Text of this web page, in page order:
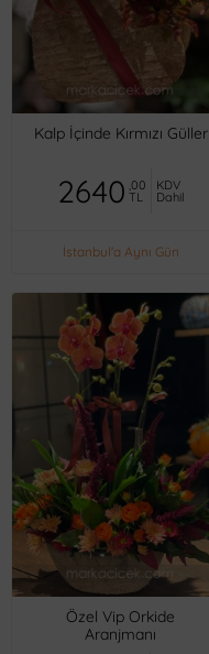
Kalp İçinde Kırmızı Güller
2640 ,00
TL
KDV
Dahil
İstanbul'a Aynı Gün
Özel Vip Orkide
Aranjmanı